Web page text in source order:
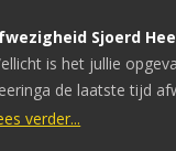
Sjoerd
is het jullie
de laatste tijd
wij wat de reden
verder...